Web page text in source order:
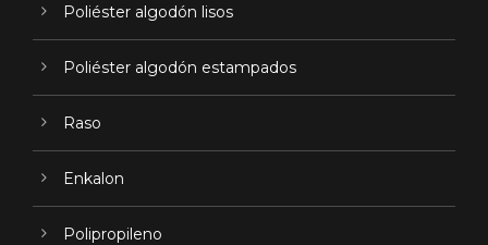
Poliéster algodón lisos
Poliéster algodón estampados
Raso
Enkalon
Polipropileno